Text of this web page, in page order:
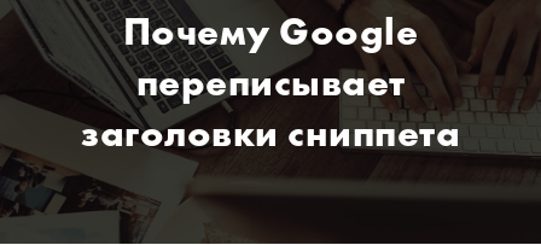
Почему Google
переписывает
заголовки сниппета